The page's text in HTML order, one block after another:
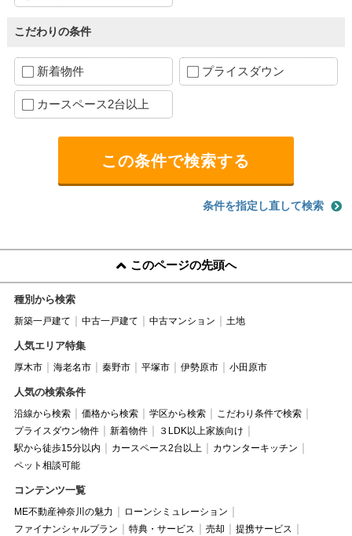
こだわりの条件
新着物件 プライスダウン
カースペース2台以上
条件を指定し直して検索
このページの先頭へ
種別から検索
新築一戸建て 中古一戸建て 中古マンション 土地
人気エリア特集
厚木市 海老名市 秦野市 平塚市 伊勢原市 小田原市
人気の検索条件
沿線から検索 価格から検索 学区から検索
こだわり条件で検索
プライスダウン物件
新着物件
３LDK以上家族向け
駅から徒歩15分以内
カースペース2台以上
カウンターキッチン
ペット相談可能
コンテンツ一覧
ME不動産神奈川の魅力
ローンシミュレーション
ファイナンシャルプラン
特典・サービス 売却
提携サービス